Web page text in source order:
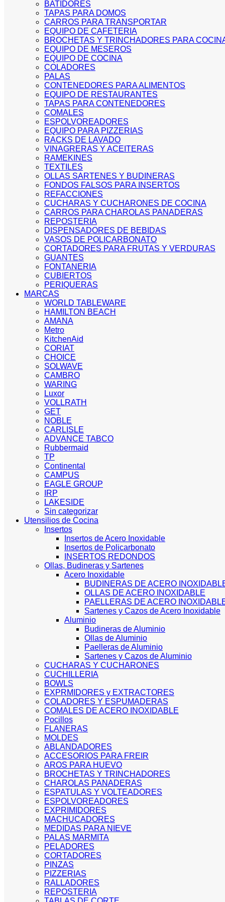
BATIDORES
TAPAS PARA DOMOS
CARROS PARA TRANSPORTAR
EQUIPO DE CAFETERIA
BROCHETAS Y TRINCHADORES PARA
EQUIPO DE MESEROS
EQUIPO DE COCINA
COLADORES
PALAS
CONTENEDORES PARA ALIMENTOS
EQUIPO DE RESTAURANTES
TAPAS PARA CONTENEDORES
COMALES
ESPOLVOREADORES
EQUIPO PARA PIZZERIAS
RACKS DE LAVADO
VINAGRERAS Y ACEITERAS
RAMEKINES
TEXTILES
OLLAS SARTENES Y BUDINERAS
FONDOS FALSOS PARA INSERTOS
REFACCIONES
CUCHARAS Y CUCHARONES DE COCINA
CARROS PARA CHAROLAS PANADERAS
REPOSTERIA
DISPENSADORES DE BEBIDAS
VASOS DE POLICARBONATO
CORTADORES PARA FRUTAS Y VERDURAS
GUANTES
FONTANERIA
CUBIERTOS
PERIQUERAS
MARCAS
WORLD TABLEWARE
HAMILTON BEACH
AMANA
Metro
KitchenAid
CORIAT
CHOICE
SOLWAVE
CAMBRO
WARING
Luxor
VOLLRATH
GET
NOBLE
CARLISLE
ADVANCE TABCO
Rubbermaid
TP
Continental
CAMPUS
EAGLE GROUP
IRP
LAKESIDE
Sin categorizar
Utensilios de Cocina
Insertos
Insertos de Acero Inoxidable
Insertos de Policarbonato
INSERTOS REDONDOS
Ollas, Budineras y Sartenes
Acero Inoxidable
BUDINERAS DE ACERO
OLLAS DE ACERO INOXIDABLE
PAELLERAS DE ACERO
Sartenes y Cazos de Acero Inoxidable
Aluminio
Budineras de Aluminio
Ollas de Aluminio
Paelleras de Aluminio
Sartenes y Cazos de Aluminio
CUCHARAS Y CUCHARONES
CUCHILLERIA
BOWLS
EXPRMIDORES y EXTRACTORES
COLADORES Y ESPUMADERAS
COMALES DE ACERO INOXIDABLE
Pocillos
FLANERAS
MOLDES
ABLANDADORES
ACCESORIOS PARA FREIR
AROS PARA HUEVO
BROCHETAS Y TRINCHADORES
CHAROLAS PANADERAS
ESPATULAS Y VOLTEADORES
ESPOLVOREADORES
EXPRIMIDORES
MACHUCADORES
MEDIDAS PARA NIEVE
PALAS MARMITA
PELADORES
CORTADORES
PINZAS
PIZZERIAS
RALLADORES
REPOSTERIA